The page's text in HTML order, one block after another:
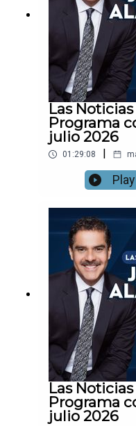
Las
Programa
julio 2026
01:29:08
Play
Las
Programa
julio 2026